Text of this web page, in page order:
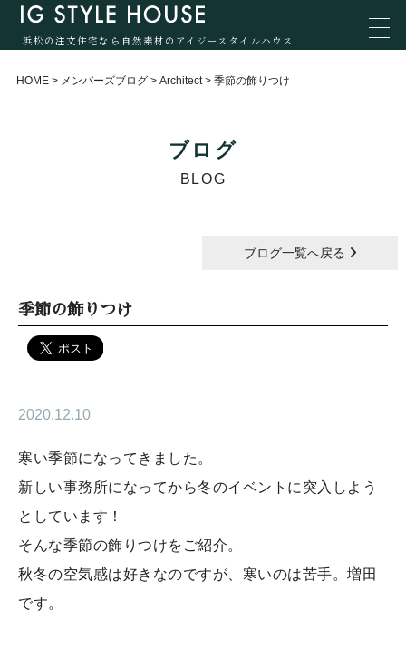
浜松の注文住宅なら自然素材のアイジースタイルハウス
HOME > メンバーズブログ > Architect > 季節の飾りつけ
ブログ
BLOG
ブログ一覧へ戻る
季節の飾りつけ
2020.12.10
寒い季節になってきました。
新しい事務所になってから冬のイベントに突入しよう
としています！
そんな季節の飾りつけをご紹介。
秋冬の空気感は好きなのですが、寒いのは苦手。増田
です。